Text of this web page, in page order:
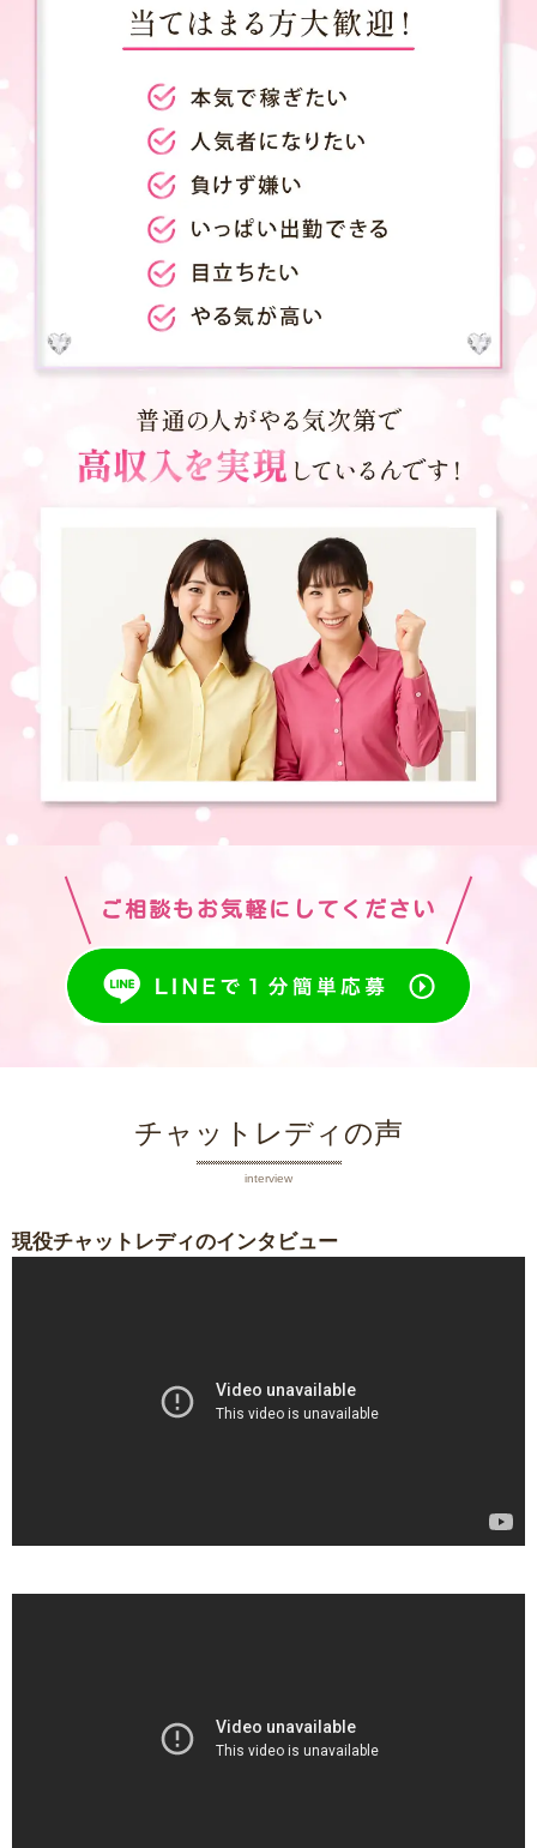
ご相談もお気軽にしてください
チャットレディの声
interview
現役チャットレディのインタビュー